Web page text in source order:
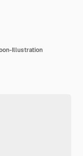
Illustration